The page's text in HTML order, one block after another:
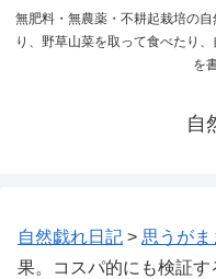
無肥料・無農薬・不耕起栽培の
り、野草山菜を取って食べたり
を
自
自然戯れ日記 > 思うがま
果。コスパ的にも検証す